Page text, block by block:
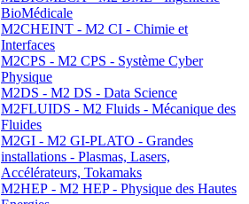
BioMédicale
M2CHEINT - M2 CI - Chimie et
Interfaces
M2CPS - M2 CPS - Système Cyber
Physique
M2DS - M2 DS - Data Science
M2FLUIDS - M2 Fluids - Mécanique des
Fluides
M2GI - M2 GI-PLATO - Grandes
installations - Plasmas, Lasers,
Accélérateurs, Tokamaks
M2HEP - M2 HEP - Physique des Hautes